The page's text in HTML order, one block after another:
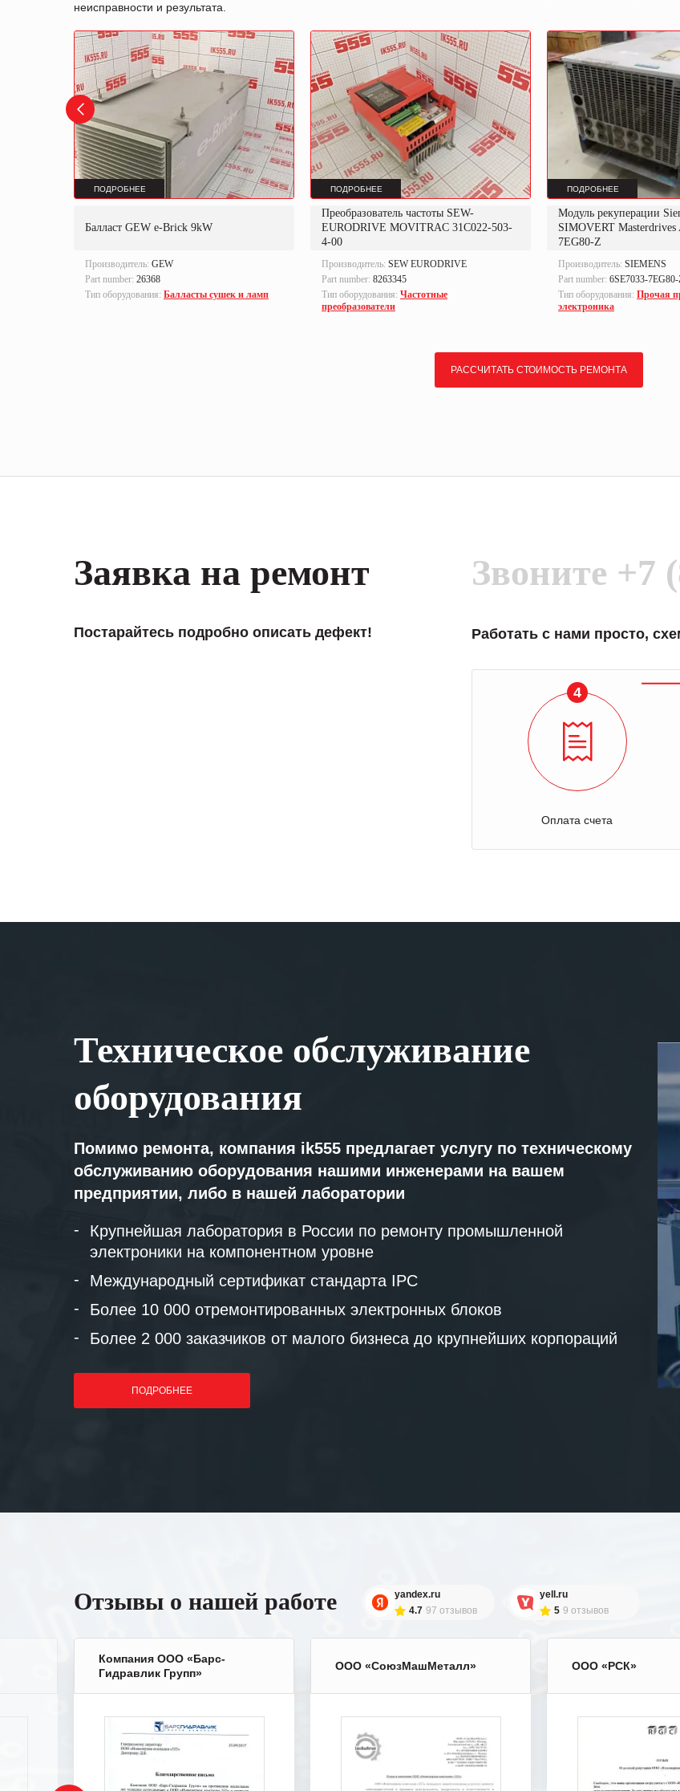
неисправности и результата.
ПОДРОБНЕЕ
Балласт GEW e-Brick 9kW
Производитель: GEW
Part number: 26368
Тип оборудования: Балласты сушек и ламп
ПОДРОБНЕЕ
Преобразователь частоты SEW-
EURODRIVE MOVITRAC 31C022-503-
4-00
Производитель: SEW EURODRIVE
Part number: 8263345
Тип оборудования: Частотные
преобразователи
ПОДРОБНЕЕ
Модуль рекуперации
SIMOVERT Masterdrives
7EG80-Z
Производитель: SIEMENS
Part number: 6SE7033-
Тип оборудования: Прочая
электроника
РАССЧИТАТЬ СТОИМОСТЬ РЕМОНТА
Заявка на ремонт
Постарайтесь подробно описать дефект!
Звоните +7
Работать с нами просто,
4
Оплата счета
Техническое обслуживание
оборудования
Помимо ремонта, компания ik555 предлагает услугу по техническому
обслуживанию оборудования нашими инженерами на вашем
предприятии, либо в нашей лаборатории
Крупнейшая лаборатория в России по ремонту промышленной
электроники на компонентном уровне
Международный сертификат стандарта IPC
Более 10 000 отремонтированных электронных блоков
Более 2 000 заказчиков от малого бизнеса до крупнейших корпораций
ПОДРОБНЕЕ
Отзывы о нашей работе
yandex.ru
4.7 97 отзывов
yell.ru
5 9 отзывов
Компания ООО «Барс-
Гидравлик Групп»
ООО «СоюзМашМеталл» ООО «РСК»